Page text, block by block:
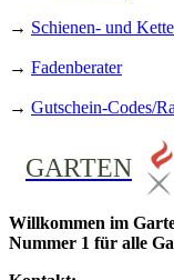
→ Schienen- und
→ Fadenberater
→ Gutschein-Codes/
GARTEN
Willkommen im
Nummer 1 für alle